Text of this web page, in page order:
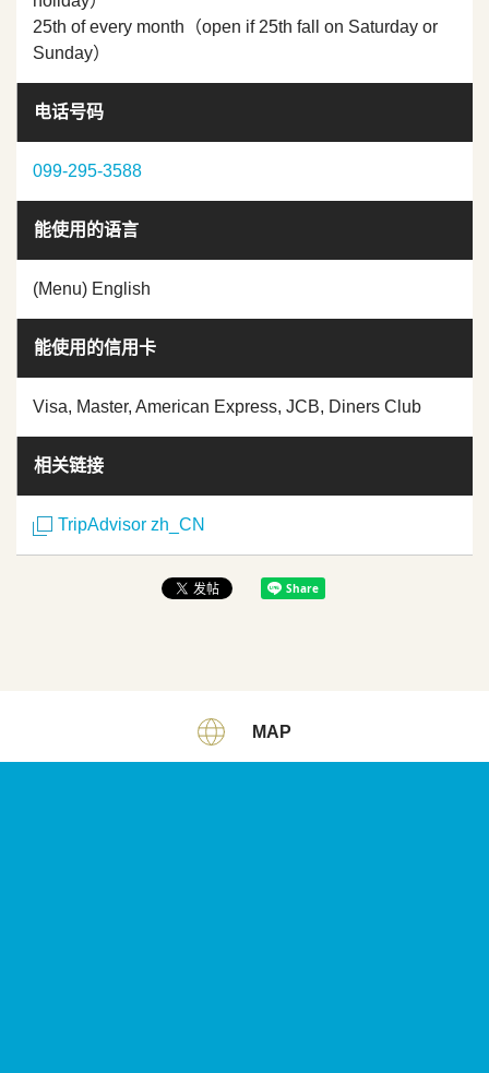
25th of every month（open if 25th fall on Saturday or
Sunday）
电话号码
099-295-3588
能使用的语言
(Menu) English
能使用的信用卡
Visa, Master, American Express, JCB, Diners Club
相关链接
TripAdvisor zh_CN
MAP